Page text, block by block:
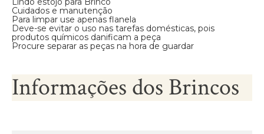
Cuidados e manutenção
Para limpar use apenas flanela
Deve-se evitar o uso nas tarefas domésticas, pois
produtos químicos danificam a peça
Procure separar as peças na hora de guardar
Informações dos Brincos